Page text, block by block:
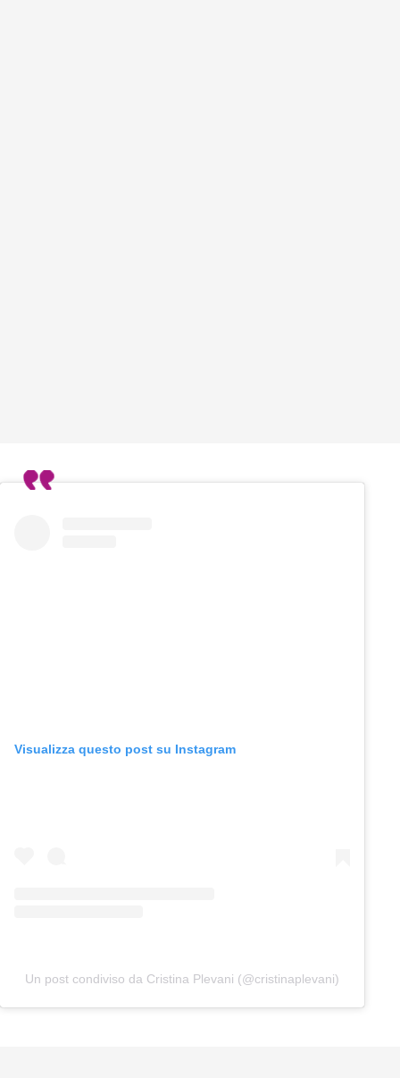
Visualizza questo post su Instagram
Un post condiviso da Cristina Plevani (@cristinaplevani)